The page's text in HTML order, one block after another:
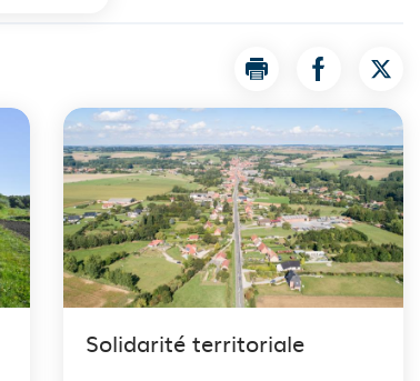
Imprimer la page
Partager la
Solidarité territoriale